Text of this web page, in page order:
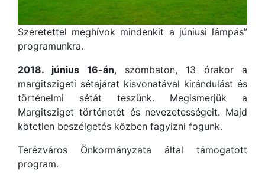
Szeretettel meghívok mindenkit a júniusi lámpás”
programunkra.
2018. június 16-án, szombaton, 13 órakor a
margitszigeti sétajárat kisvonatával kirándulást és
történelmi sétát teszünk. Megismerjük a
Margitsziget történetét és nevezetességeit. Majd
kötetlen beszélgetés közben fagyizni fogunk.
Terézváros Önkormányzata által támogatott
program.